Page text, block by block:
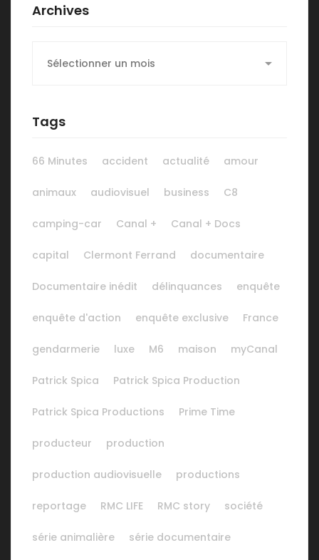
Archives
Tags
66 Minutes accident actualité amour
animaux audiovisuel business C8
camping-car Canal + Canal + Docs
capital Clermont Ferrand documentaire
Documentaire inédit délinquances enquête
enquête d'action enquête exclusive France
gendarmerie luxe M6 maison myCanal
Patrick Spica Patrick Spica Production
Patrick Spica Productions Prime Time
producteur production
production audiovisuelle productions
reportage RMC LIFE RMC story société
série animalière série documentaire